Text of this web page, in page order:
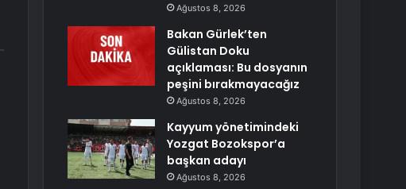
Ağustos 8, 2026
Bakan Gürlek’ten
Gülistan Doku
açıklaması: Bu dosyanın
peşini bırakmayacağız
Ağustos 8, 2026
Kayyum yönetimindeki
Yozgat Bozokspor’a
başkan adayı
Ağustos 8, 2026